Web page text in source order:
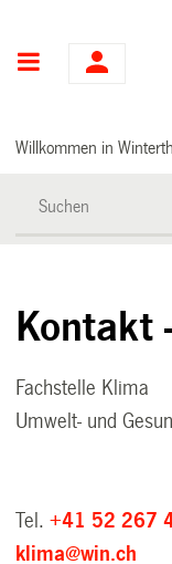
Willkommen in
Kontakt
Fachstelle Klima
Umwelt- und
Tel.+41 52 267
klima@win.ch